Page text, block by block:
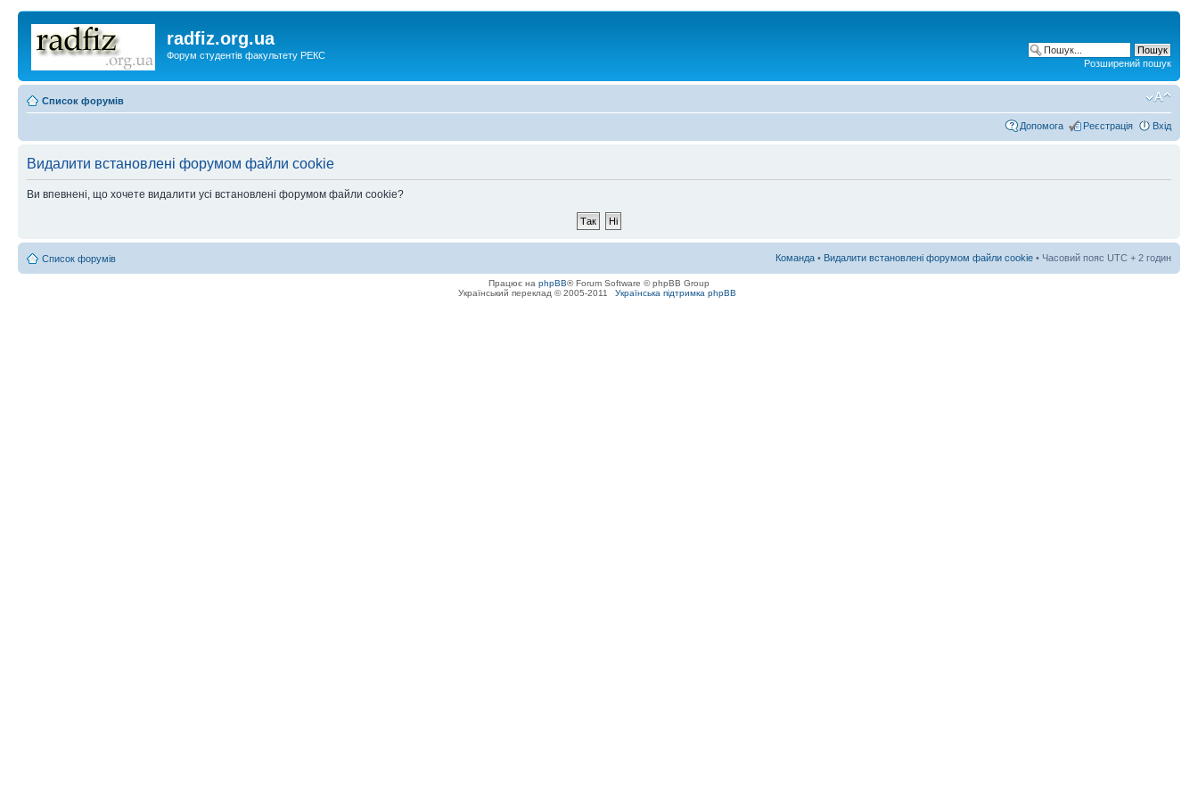
radfiz.org.ua
Форум студентів факультету РЕКС
Розширений пошук
Список форумів
Допомога Реєстрація Вхід
Видалити встановлені форумом файли cookie
Ви впевнені, що хочете видалити усі встановлені форумом файли cookie?
Список форумів Команда • Видалити встановлені форумом файли cookie • Часовий пояс UTC + 2 годин
Працює на phpBB® Forum Software © phpBB Group
Український переклад © 2005-2011
Українська підтримка phpBB